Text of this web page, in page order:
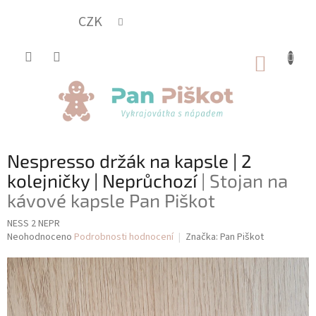
CZK
Nespresso držák na kapsle | 2
kolejničky | Neprůchozí | Stojan na
kávové kapsle Pan Piškot
NESS 2 NEPR
Průměrné
produktu
je
0,0
z
Neohodnoceno Podrobnosti hodnocení Značka: Pan Piškot